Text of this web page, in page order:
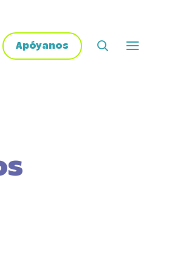
Apóyanos